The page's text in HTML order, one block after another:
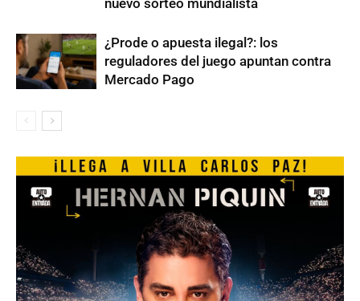
¿Prode o apuesta ilegal?: los
reguladores del juego apuntan contra
Mercado Pago